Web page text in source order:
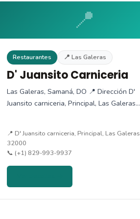
📍
Restaurantes 📍 Las Galeras
D' Juansito Carniceria
Las Galeras, Samaná, DO 📍 Dirección D'
Juansito carniceria, Principal, Las Galeras…
📍 D' Juansito carniceria, Principal, Las Galeras
32000
📞 (+1) 829-993-9937